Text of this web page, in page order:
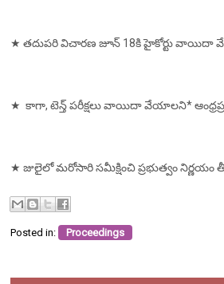
★ తదుపరి విచారణ జూన్‌ 18కి హైకోర్టు వాయిదా
★ కాగా, టెన్త్‌ పరీక్షలు వాయిదా వేయాలని*
★ జులైలో మరోసారి సమీక్షించి ప్రభుత్వం నిర్ణయం
Posted in: Proceedings